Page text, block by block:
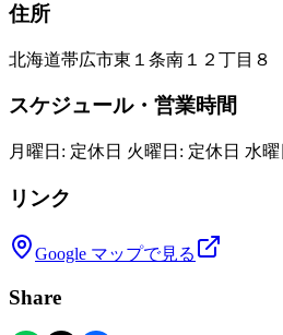
住所
北海道帯広市東１条南１２丁目８
スケジュール・営業時間
月曜日: 定休日 火曜日: 定休日 水
リンク
Google マップで見る
Share